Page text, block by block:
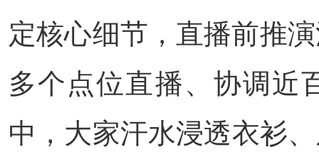
定核心细节，直播前推
多个点位直播、协调
中，大家汗水浸透衣衫